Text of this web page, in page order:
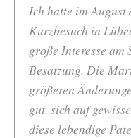
Ich hatte im August
Kurzbesuch in
große Interesse am
Besatzung. Die
größeren
gut, sich auf
diese lebendige